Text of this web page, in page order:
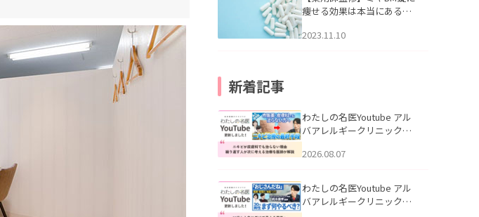
痩せる効果は本当にある
2023.11.10
新着記事
わたしの名医Youtube アル
バアレルギークリニック札
らない理由｜繰り返す人が
説」を公開いたしました。
2026.08.07
わたしの名医Youtube アル
バアレルギークリニック札